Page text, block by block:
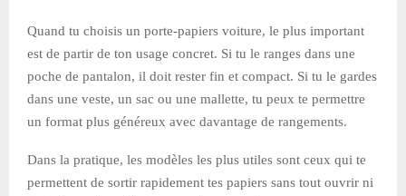
Quand tu choisis un porte-papiers voiture, le plus important
est de partir de ton usage concret. Si tu le ranges dans une
poche de pantalon, il doit rester fin et compact. Si tu le gardes
dans une veste, un sac ou une mallette, tu peux te permettre
un format plus généreux avec davantage de rangements.
Dans la pratique, les modèles les plus utiles sont ceux qui te
permettent de sortir rapidement tes papiers sans tout ouvrir ni